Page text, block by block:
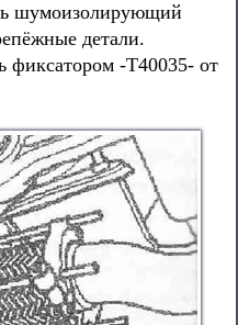
шумоизолирующий
детали.
фиксатором -Т40035- от